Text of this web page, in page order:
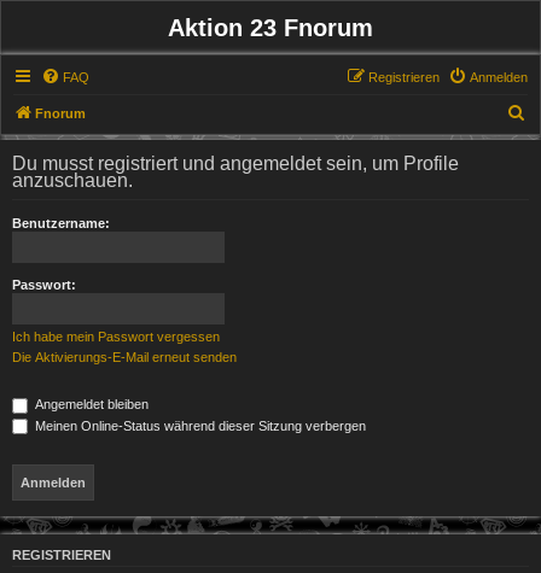
Aktion 23 Fnorum
FAQ Anmelden
Registrieren
Fnorum
u
Du musst registriert und angemeldet sein, um Profile
anzuschauen.
Benutzername:
Passwort:
Ich habe mein Passwort vergessen
Die Aktivierungs-E-Mail erneut senden
Angemeldet bleiben
Meinen Online-Status während dieser Sitzung verbergen
REGISTRIEREN